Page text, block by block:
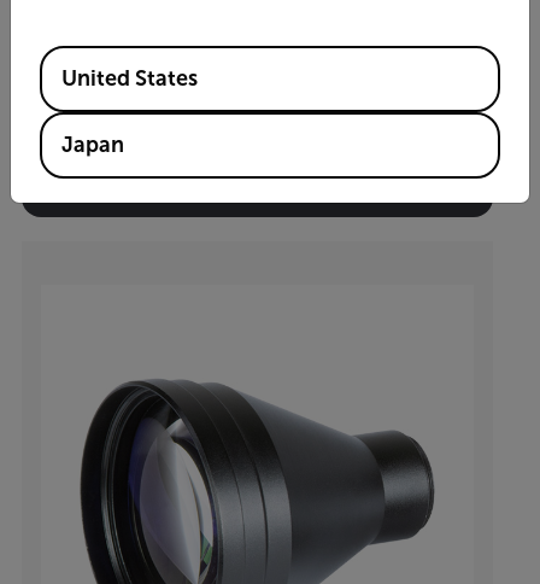
3x Afocal Lens Kit (includes 2 lenses)
製品を見る
Available Locations
United States
Japan